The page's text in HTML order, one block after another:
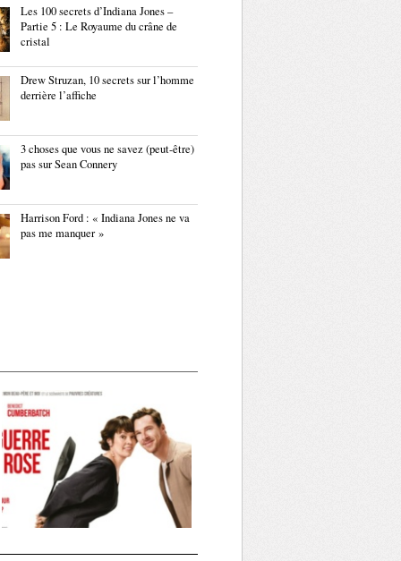
Les 100 secrets d’Indiana Jones –
Partie 5 : Le Royaume du crâne de
cristal
Drew Struzan, 10 secrets sur l’homme
derrière l’affiche
3 choses que vous ne savez (peut-être)
pas sur Sean Connery
Harrison Ford : « Indiana Jones ne va
pas me manquer »